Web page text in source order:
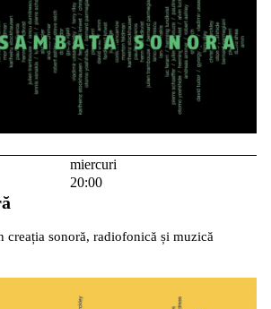
miercuri
20:00
creația sonoră, radiofonică și muzică